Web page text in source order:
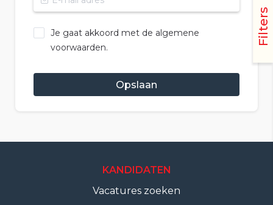
Filters
Je gaat akkoord met de algemene
voorwaarden.
Opslaan
KANDIDATEN
Vacatures zoeken